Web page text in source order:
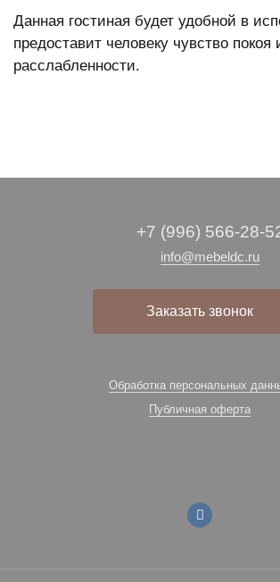
Данная гостиная будет удобной в
предоставит человеку чувство покоя
расслабленности.
+7 (996) 566-28-
info@mebeldc.ru
Заказать звонок
Обработка персональных
Публичная оферта